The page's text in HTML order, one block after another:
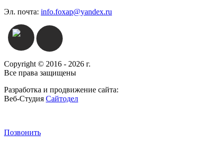
Эл. почта: info.foxap@yandex.ru
Copyright © 2016 - 2026 г.
Все права защищены
Разработка и продвижение сайта:
Веб-Студия Сайтодел
Позвонить